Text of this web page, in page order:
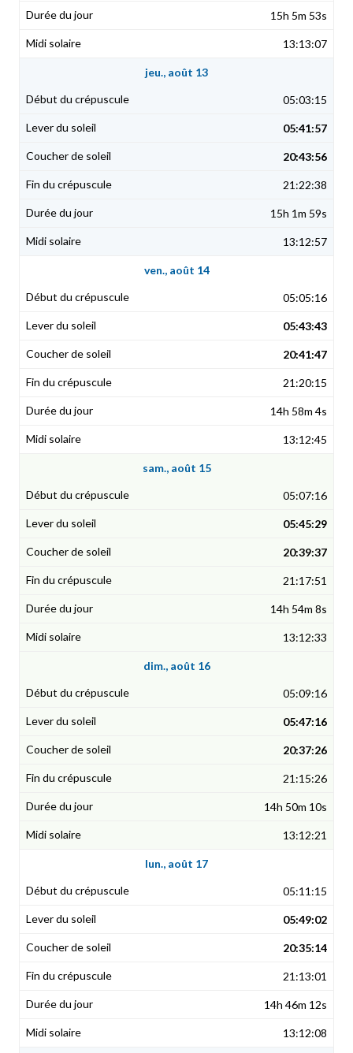
15h 5m 53s
13:13:07
jeu., août 13
05:03:15
05:41:57
20:43:56
21:22:38
15h 1m 59s
13:12:57
ven., août 14
05:05:16
05:43:43
20:41:47
21:20:15
14h 58m 4s
13:12:45
sam., août 15
05:07:16
05:45:29
20:39:37
21:17:51
14h 54m 8s
13:12:33
dim., août 16
05:09:16
05:47:16
20:37:26
21:15:26
14h 50m 10s
13:12:21
lun., août 17
05:11:15
05:49:02
20:35:14
21:13:01
14h 46m 12s
13:12:08